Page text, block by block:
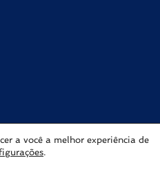
direitos reservados |
Política de
a você a melhor experiência de
.